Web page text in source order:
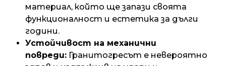
материал, който ще запази своята
функционалност и естетика за дълги
години.
Устойчивост на механични
повреди: Гранитогресът е невероятно